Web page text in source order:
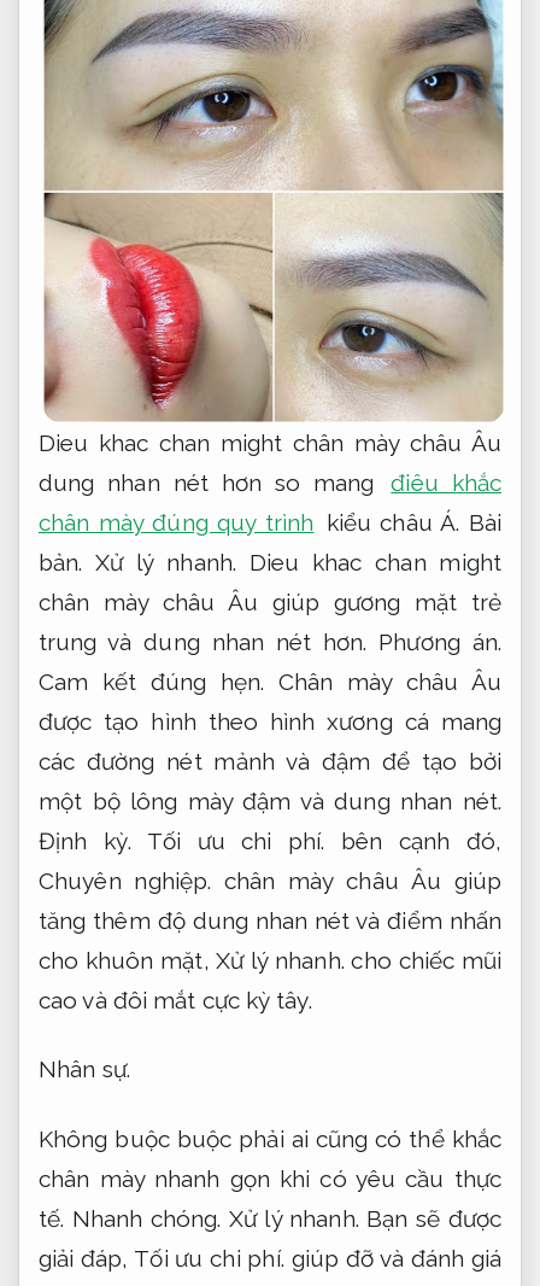
Dieu khac chan might chân mày châu Âu
dung nhan nét hơn so mang
điêu khắc
chân mày đúng quy trình kiểu châu Á. Bài
bản. Xử lý nhanh. Dieu khac chan might
chân mày châu Âu giúp gương mặt trẻ
trung và dung nhan nét hơn. Phương án.
Cam kết đúng hẹn. Chân mày châu Âu
được tạo hình theo hình xương cá mang
các đường nét mảnh và đậm để tạo bởi
một bộ lông mày đậm và dung nhan nét.
Định kỳ.
Tối ưu chi phí. bên cạnh đó,
Chuyên nghiệp. chân mày châu Âu giúp
tăng thêm độ dung nhan nét và điểm nhấn
cho khuôn mặt,Xử lý nhanh. cho chiếc mũi
cao và đôi mắt cực kỳ tây.
Nhân sự.
Không buộc buộc phải ai cũng có thể khắc
chân mày nhanh gọn khi có yêu cầu thực
tế. Nhanh chóng. Xử lý nhanh. Bạn sẽ được
giải đáp, Tối ưu chi phí. giúp đỡ và đánh giá